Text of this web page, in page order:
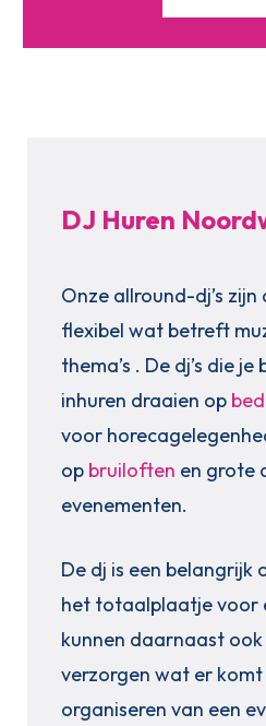
DJ Huren
Onze allround-dj’s
flexibel wat betreft
thema’s . De dj’s die je
inhuren draaien op
voor
op bruiloften en grote
evenementen.
De dj is een belangrijk
het totaalplaatje voor
kunnen daarnaast ook
verzorgen wat er
organiseren van een